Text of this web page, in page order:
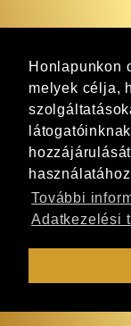
Honlapunkon
melyek célja,
További
Adatkezelési